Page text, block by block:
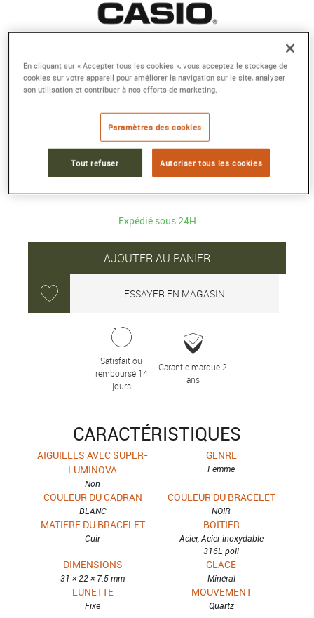
LTP-B150L-7B1
Collection :CASIO TIMELESS
70 €
Expédié sous 24H
AJOUTER AU PANIER
ESSAYER EN MAGASIN
Satisfait ou
remboursé 14
jours
Garantie marque 2
ans
CARACTÉRISTIQUES
AIGUILLES AVEC SUPER-
LUMINOVA
Non
GENRE
Femme
COULEUR DU CADRAN
BLANC
COULEUR DU BRACELET
NOIR
MATIÈRE DU BRACELET
Cuir
BOÎTIER
Acier, Acier inoxydable
316L poli
DIMENSIONS
31 × 22 × 7.5 mm
GLACE
Minéral
LUNETTE
Fixe
MOUVEMENT
Quartz
En cliquant sur « Accepter tous les cookies », vous acceptez le stockage de
cookies sur votre appareil pour améliorer la navigation sur le site, analyser
son utilisation et contribuer à nos efforts de marketing.
Paramètres des cookies
Tout refuser Autoriser tous les cookies